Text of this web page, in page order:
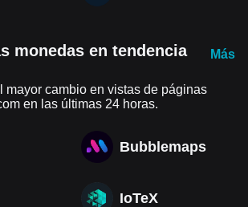
monedas en tendencia Más
mayor cambio en vistas de páginas
en las últimas 24 horas.
Bubblemaps
IoTeX